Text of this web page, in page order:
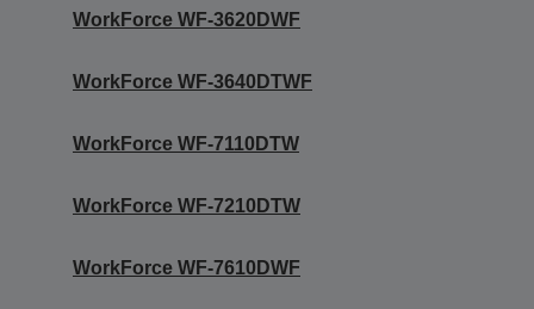
WorkForce WF-3620DWF
WorkForce WF-3640DTWF
WorkForce WF-7110DTW
WorkForce WF-7210DTW
WorkForce WF-7610DWF